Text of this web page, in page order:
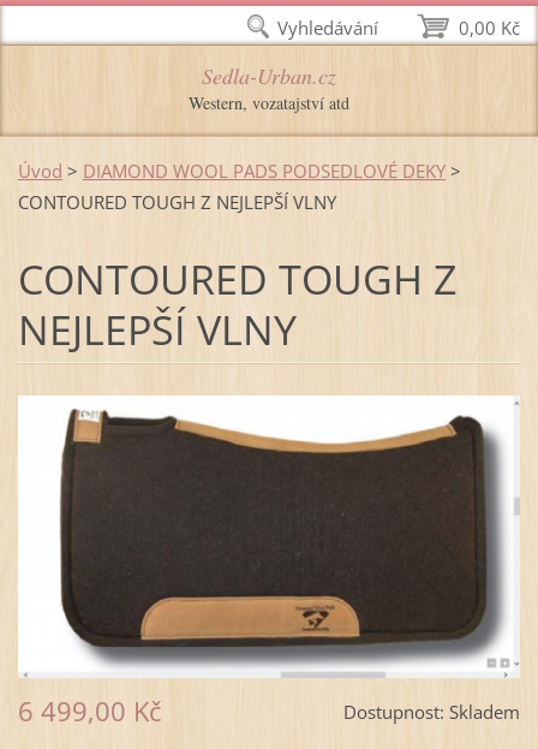
Sedla-Urban.cz
Western, vozatajství atd
Úvod > DIAMOND WOOL PADS PODSEDLOVÉ DEKY >
CONTOURED TOUGH Z NEJLEPŠÍ VLNY
CONTOURED TOUGH Z
NEJLEPŠÍ VLNY
Dostupnost: Skladem
6 499,00 Kč
0,00 Kč
Vyhledávání